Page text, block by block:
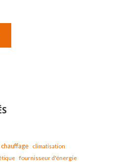
chauffage climatisation
fournisseur d'énergie